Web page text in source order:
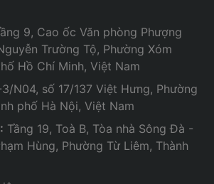
9, Cao ốc Văn phòng Phượng
Trường Tộ, Phường Xóm
Hồ Chí Minh, Việt Nam
N04, số 17/137 Việt Hưng, Phường
phố Hà Nội, Việt Nam
Tầng 19, Toà B, Tòa nhà Sông Đà -
Hùng, Phường Từ Liêm, Thành